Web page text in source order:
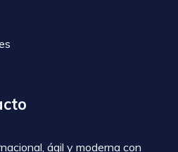
ágil y moderna con